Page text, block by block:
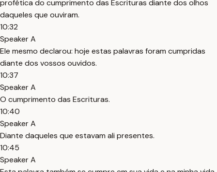
profética do cumprimento das Escrituras diante dos olhos
daqueles que ouviram.
10:32
Speaker A
Ele mesmo declarou: hoje estas palavras foram cumpridas
diante dos vossos ouvidos.
10:37
Speaker A
O cumprimento das Escrituras.
10:40
Speaker A
Diante daqueles que estavam ali presentes.
10:45
Speaker A